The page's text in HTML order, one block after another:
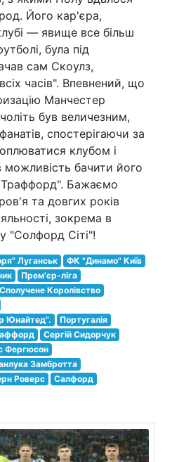
Його кар'єра,
— явище все більш
була під
сам Скоулз,
часів". Впевнений, що
Манчестер
був величезним,
спостерігаючи за
клубом і
бачити його
Бажаємо
та довгих років
зокрема в
"Солфорд Сіті"!
Луганськ
ФК "Динамо" Київ
Прем'єр-ліга
Сполучене Королівство
Юнайтед".
Португалія
Сергій Сидорчук
Фергюсон
Замбротта
Роверс Салфорд